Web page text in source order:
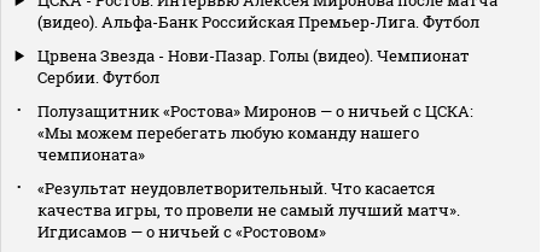
(видео). Альфа-Банк Российская Премьер-Лига. Футбол
Црвена Звезда - Нови-Пазар. Голы (видео). Чемпионат
Сербии. Футбол
Полузащитник «Ростова» Миронов — о ничьей с ЦСКА:
«Мы можем перебегать любую команду нашего
чемпионата»
«Результат неудовлетворительный. Что касается
качества игры, то провели не самый лучший матч».
Игдисамов — о ничьей с «Ростовом»